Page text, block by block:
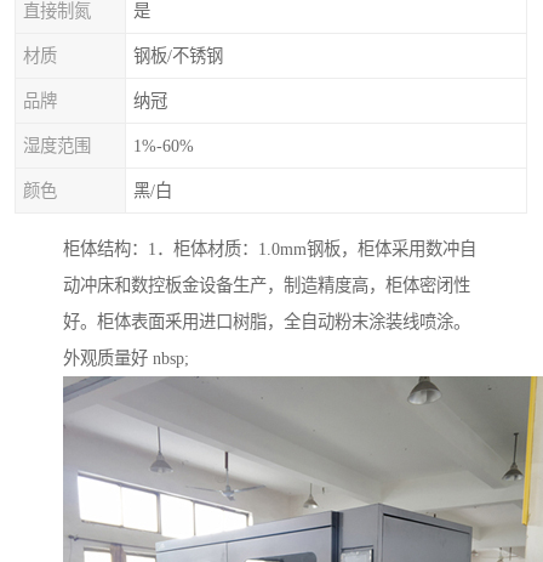
直接制氮 是
材质 钢板/不锈钢
品牌 纳冠
湿度范围 1%-60%
颜色 黑/白
柜体结构：1．柜体材质：1.0mm钢板，柜体采用数冲自
动冲床和数控板金设备生产，制造精度高，柜体密闭性
好。柜体表面釆用进口树脂，全自动粉末涂装线喷涂。
外观质量好 nbsp;